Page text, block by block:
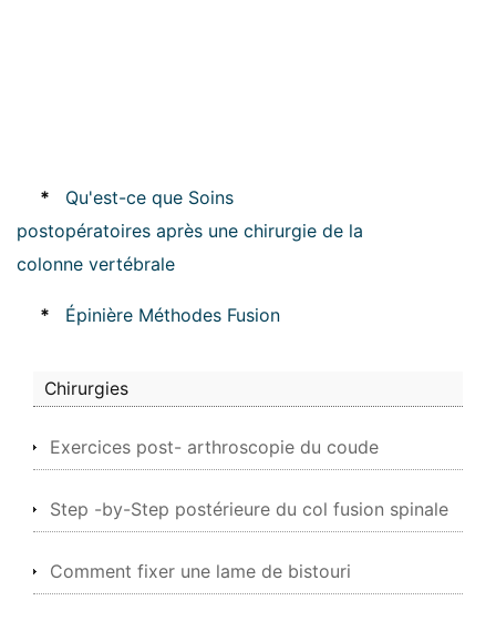
*
Qu'est-ce que Soins
postopératoires après une chirurgie de la
colonne vertébrale
* Épinière Méthodes Fusion
Chirurgies
Exercices post- arthroscopie du coude
Step -by-Step postérieure du col fusion spinale
Comment fixer une lame de bistouri